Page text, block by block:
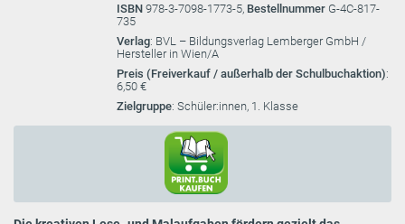
ISBN 978-3-7098-1773-5, Bestellnummer G-4C-817-
735
Verlag: BVL – Bildungsverlag Lemberger GmbH /
Hersteller in Wien/A
Preis (Freiverkauf / außerhalb der Schulbuchaktion):
6,50 €
Zielgruppe: Schüler:innen, 1. Klasse